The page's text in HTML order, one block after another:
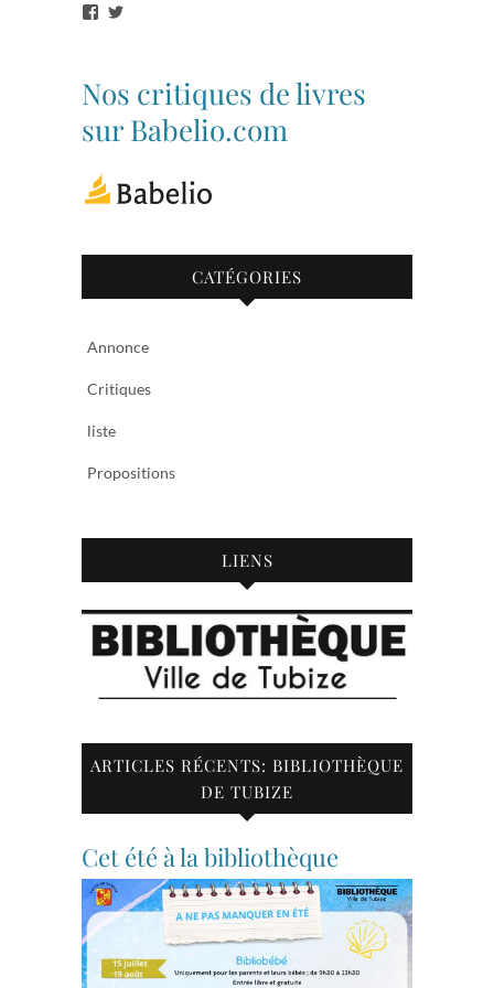
Voir
bibliothequetubize
sur
Facebook
Tuclasakoi
sur
Twitter
Nos critiques de livres
sur Babelio.com
CATÉGORIES
Annonce
Critiques
liste
Propositions
LIENS
ARTICLES RÉCENTS: BIBLIOTHÈQUE
DE TUBIZE
Cet été à la bibliothèque